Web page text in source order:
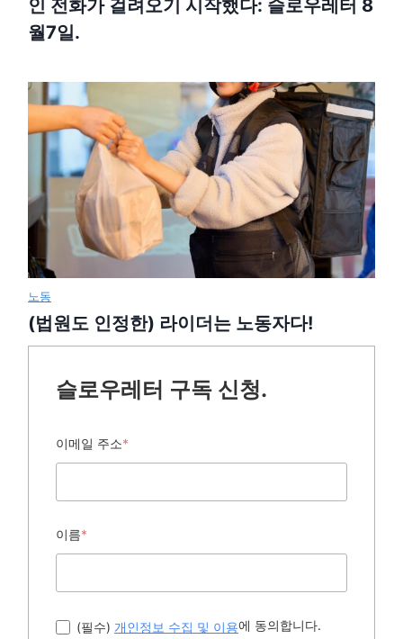
인 전화가 걸려오기 시작했다: 슬로우레터 8
월7일.
노동
(법원도 인정한) 라이더는 노동자다!
슬로우레터 구독 신청.
이메일 주소*
이름*
(필수) 개인정보 수집 및 이용에 동의합니다.